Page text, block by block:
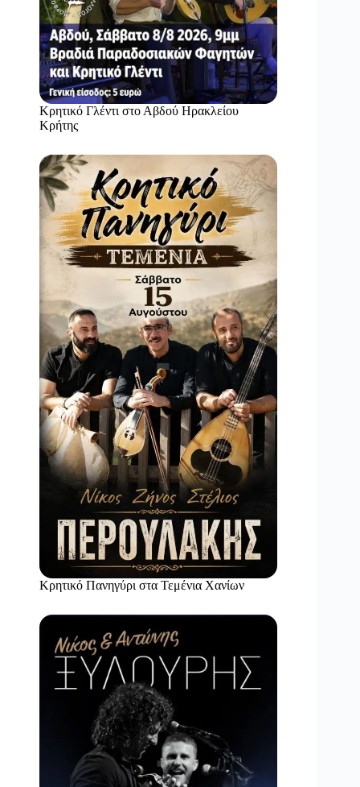
Κρητικό Γλέντι στο Αβδού Ηρακλείου
Κρήτης
Κρητικό Πανηγύρι στα Τεμένια Χανίων